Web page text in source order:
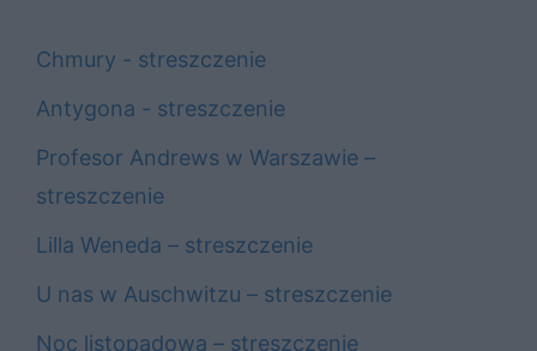
Chmury - streszczenie
Antygona - streszczenie
Profesor Andrews w Warszawie –
streszczenie
Lilla Weneda – streszczenie
U nas w Auschwitzu – streszczenie
Noc listopadowa – streszczenie